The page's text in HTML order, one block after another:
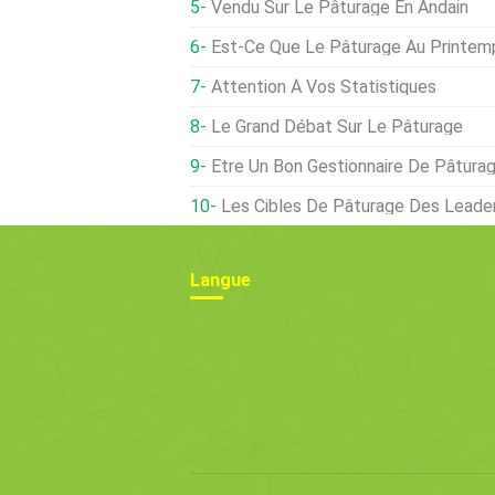
Vendu Sur Le Pâturage En Andain
Est-Ce Que Le Pâturage Au
Attention À Vos Statistiques
Le Grand Débat Sur Le Pâturage
Être Un Bon Gestionnaire De
Les Cibles De Pâturage Des
Langue